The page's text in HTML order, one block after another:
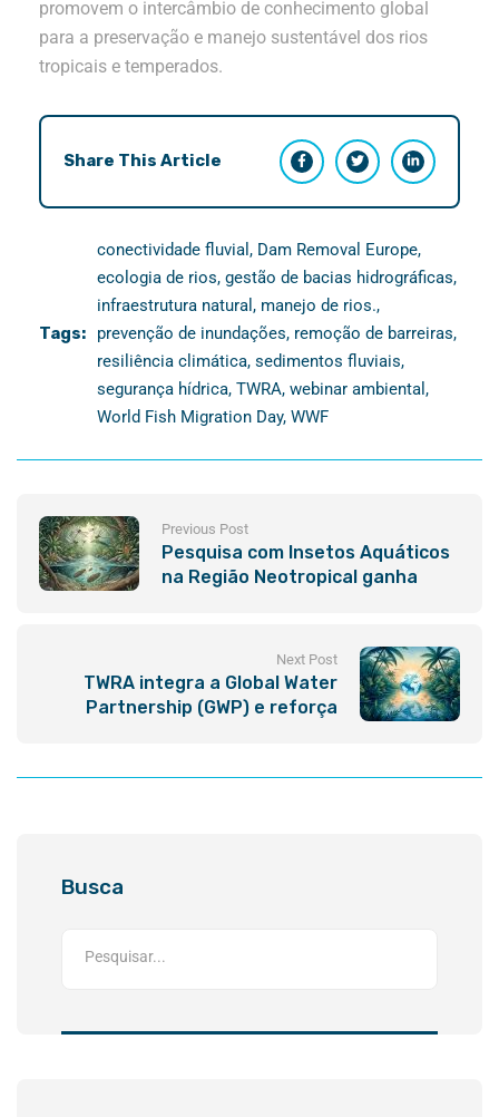
promovem o intercâmbio de conhecimento global
para a preservação e manejo sustentável dos rios
tropicais e temperados.
Share This Article
Tags:
conectividade fluvial , Dam Removal Europe,
ecologia de rios, gestão de bacias hidrográficas,
infraestrutura natural , manejo de rios.,
prevenção de inundações, remoção de barreiras,
resiliência climática, sedimentos fluviais,
segurança hídrica, TWRA, webinar ambiental ,
World Fish Migration Day, WWF
Previous Post
Pesquisa com Insetos Aquáticos
na Região Neotropical ganha
Next Post
TWRA integra a Global Water
Partnership (GWP) e reforça
Busca